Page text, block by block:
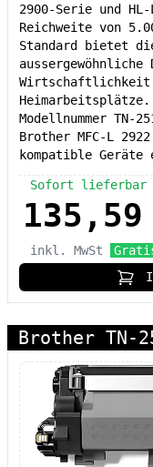
2900-Serie und
Reichweite von
Standard bietet
Wirtschaftlichkeit
Modellnummer
Brother MFC-L
kompatible Geräte
Sofort lieferbar
inkl. MwSt
Brother TN-